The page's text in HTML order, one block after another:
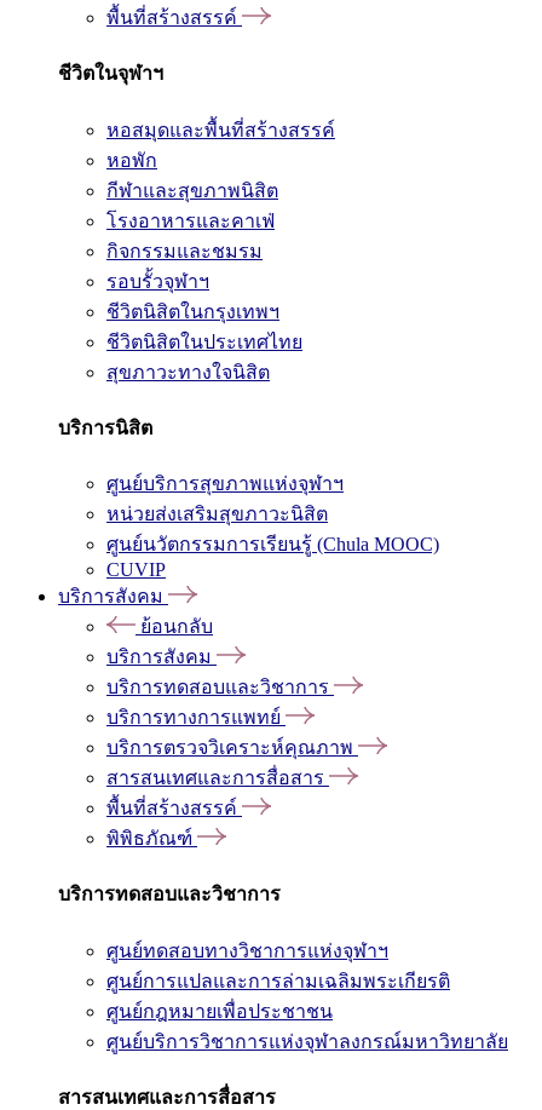
พื้นที่สร้างสรรค์
ชีวิตในจุฬาฯ
หอสมุดและพื้นที่สร้างสรรค์
หอพัก
กีฬาและสุขภาพนิสิต
โรงอาหารและคาเฟ่
กิจกรรมและชมรม
รอบรั้วจุฬาฯ
ชีวิตนิสิตในกรุงเทพฯ
ชีวิตนิสิตในประเทศไทย
สุขภาวะทางใจนิสิต
บริการนิสิต
ศูนย์บริการสุขภาพแห่งจุฬาฯ
หน่วยส่งเสริมสุขภาวะนิสิต
ศูนย์นวัตกรรมการเรียนรู้ (Chula MOOC)
CUVIP
บริการสังคม
ย้อนกลับ
บริการสังคม
บริการทดสอบและวิชาการ
บริการทางการแพทย์
บริการตรวจวิเคราะห์คุณภาพ
สารสนเทศและการสื่อสาร
พื้นที่สร้างสรรค์
พิพิธภัณฑ์
บริการทดสอบและวิชาการ
ศูนย์ทดสอบทางวิชาการแห่งจุฬาฯ
ศูนย์การแปลและการล่ามเฉลิมพระเกียรติ
ศูนย์กฎหมายเพื่อประชาชน
ศูนย์บริการวิชาการแห่งจุฬาลงกรณ์มหาวิทยาลัย
สารสนเทศและการสื่อสาร